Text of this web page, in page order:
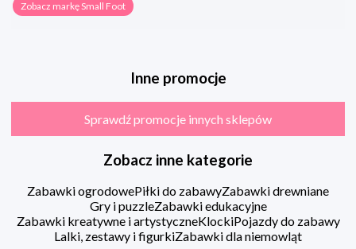
Zobacz markę Small Foot
Inne promocje
Sprawdź promocje innych sklepów
Zobacz inne kategorie
Zabawki ogrodowePiłki do zabawyZabawki drewniane
Gry i puzzleZabawki edukacyjne
Zabawki kreatywne i artystyczneKlockiPojazdy do zabawy
Lalki, zestawy i figurkiZabawki dla niemowląt